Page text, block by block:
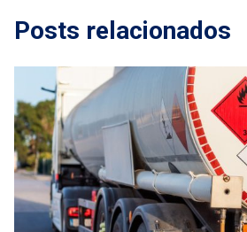
Posts relacionados